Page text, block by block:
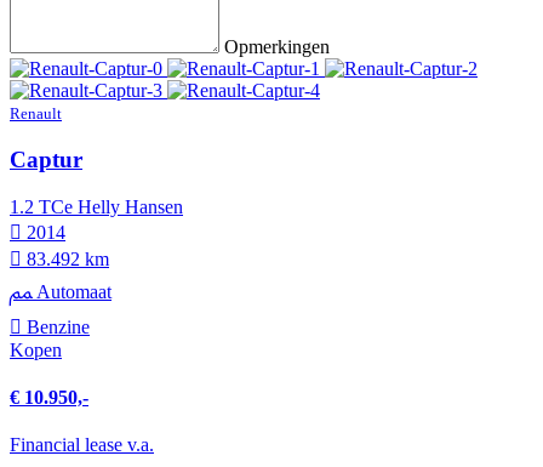
Opmerkingen
Renault
Captur
1.2 TCe Helly Hansen
2014
83.492 km
Automaat
Benzine
Kopen
€ 10.950,-
Financial lease v.a.